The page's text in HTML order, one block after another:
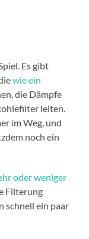
Es gibt
wie ein
die Dämpfe
leiten.
im Weg, und
noch ein
oder weniger
Filterung
schnell ein paar